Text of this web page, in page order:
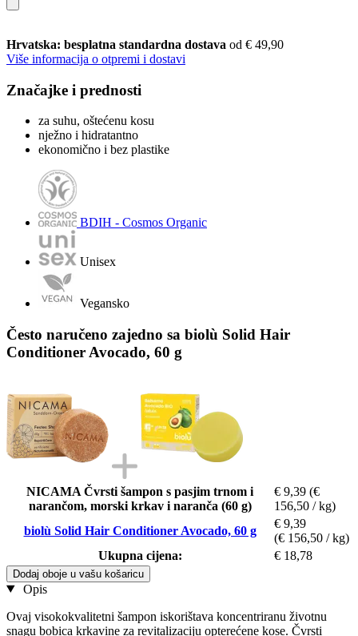
Hrvatska: besplatna standardna dostava od € 49,90
Više informacija o otpremi i dostavi
Značajke i prednosti
za suhu, oštećenu kosu
nježno i hidratantno
ekonomično i bez plastike
BDIH - Cosmos Organic
Unisex
Vegansko
Često naručeno zajedno sa biolù Solid Hair
Conditioner Avocado, 60 g
NICAMA Čvrsti šampon s pasjim trnom i
narančom, morski krkav i naranča (60 g)
€ 9,39 (€
156,50 / kg)
biolù Solid Hair Conditioner Avocado, 60 g
€ 9,39
(€ 156,50 / kg)
Ukupna cijena:
€ 18,78
Dodaj oboje u vašu košaricu
Opis
Ovaj visokokvalitetni šampon iskorištava koncentriranu životnu
snagu bobica krkavine za revitalizaciju opterećene kose. Čvrsti